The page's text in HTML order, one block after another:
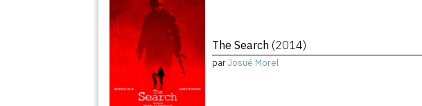
The Search (2014)
parJosué Morel